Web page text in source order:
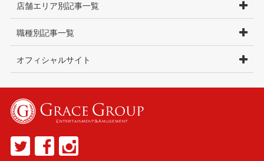
店舗エリア別記事一覧
職種別記事一覧
オフィシャルサイト